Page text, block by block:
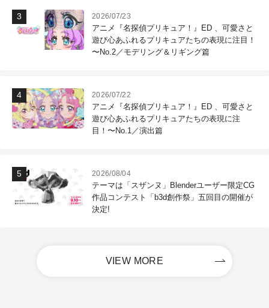
2026/07/23
アニメ『名探偵プリキュア！』ED 、可愛さと
遊び心あふれるプリキュアたちの表現に注目！
〜No.2／モデリング＆リギング篇
2026/07/22
アニメ『名探偵プリキュア！』ED 、可愛さと
遊び心あふれるプリキュアたちの表現に注
目！〜No.1／演出篇
2026/08/04
テーマは「スザンヌ」Blenderユーザー限定CG
作品コンテスト「b3d創作祭」五回目の開催が
決定!
VIEW MORE